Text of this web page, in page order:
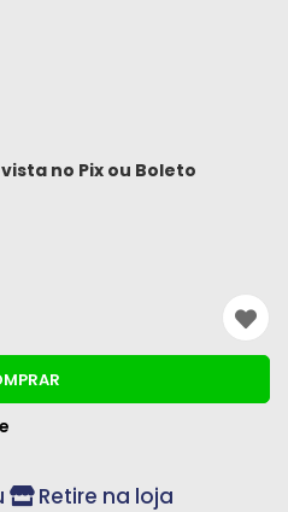
no Pix ou Boleto
Retire na loja